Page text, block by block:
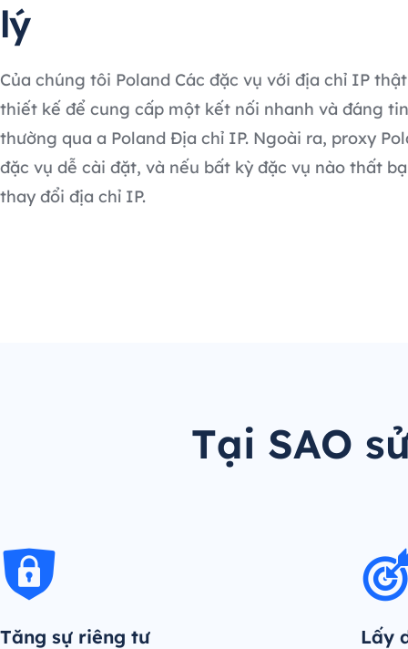
lý
Của chúng tôi Poland Các đặc vụ với địa chỉ IP
thiết kế để cung cấp một kết nối nhanh và đáng
thường qua a Poland Địa chỉ IP. Ngoài ra, proxy
đặc vụ dễ cài đặt, và nếu bất kỳ đặc vụ nào thất
thay đổi địa chỉ IP.
Tại SAO
Tăng sự riêng tư Lấy